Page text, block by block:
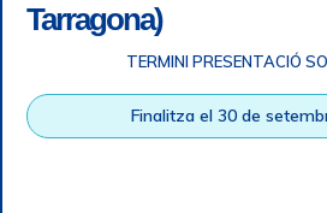
Tarragona)
TERMINI PRESENTACIÓ
Finalitza el 30 de